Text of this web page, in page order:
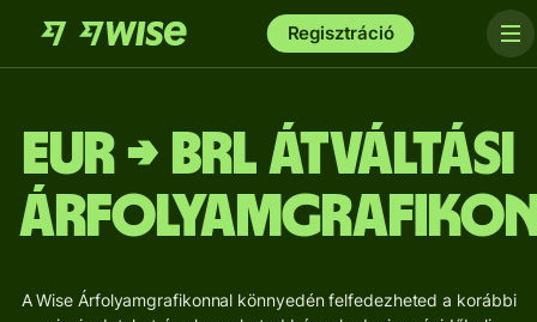
Regisztráció
EUR → BRL Átváltási
A Wise Árfolyamgrafikonnal könnyedén felfedezheted a korábbi